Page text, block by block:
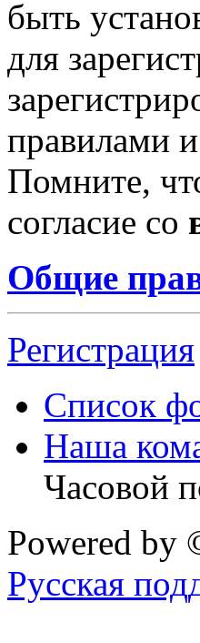
быть
для
правилами
Помните,
согласие со
Общие
Регистрация
Список
Наша
Часовой
Powered by
Русская